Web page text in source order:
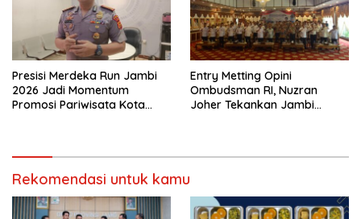
Presisi Merdeka Run Jambi
2026 Jadi Momentum
Promosi Pariwisata Kota
Entry Metting Opini
Ombudsman RI, Nuzran
Joher Tekankan Jambi
Rekomendasi untuk kamu